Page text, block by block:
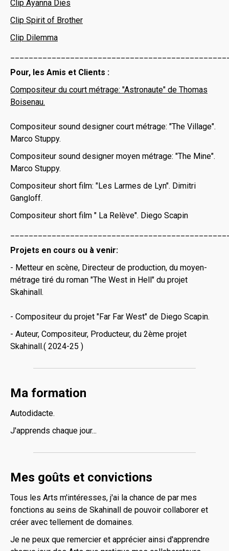
Clip Ayanna Dies
Clip Spirit of Brother
Clip Dilemma
Pour, les Amis et Clients :
Compositeur du court métrage: "Astronaute" de Thomas
Boisenau.
Compositeur sound designer court métrage: "The Village".
Marco Stuppy.
Compositeur sound designer moyen métrage: "The Mine".
Marco Stuppy.
Compositeur short film: "Les Larmes de Lyn". Dimitri
Gangloff.
Compositeur short film " La Relève". Diego Scapin
Projets en cours ou à venir:
- Metteur en scène, Directeur de production, du moyen-
métrage tiré du roman "The West in Hell" du projet
Skahinall.
- Compositeur du projet "Far Far West" de Diego Scapin.
- Auteur, Compositeur, Producteur, du 2ème projet
Skahinall.( 2024-25 )
Ma formation
Autodidacte.
J'apprends chaque jour...
Mes goûts et convictions
Tous les Arts m'intéresses, j'ai la chance de par mes
fonctions au seins de Skahinall de pouvoir collaborer et
créer avec tellement de domaines.
Je ne peux que remercier et apprécier ainsi d'apprendre